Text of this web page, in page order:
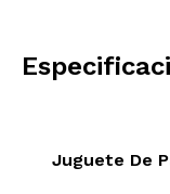
Juguete De